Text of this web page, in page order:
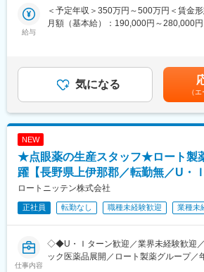
単なるライン作業ではなく、GMPに基づ
を担う機械オペレーターとして、品質を
（1）製剤工程
→製造機械のオペレーション（操作）
（2）包装工程
▼検査、印刷
▼品質の最終チェック など
〇入社時GMP教育
会社ルール・手順のすり合わせを中心に
463番地 勤務地最寄駅：JR 徳島線／府
面禁煙変更の範囲：会社の定める事業所
給与
＜予定年収＞350万円～500万円＜賃金
月額（基本給）：190,000円～280,000
の金額であり、選考を通じて上下する可
額)は固定手当を含めた表記です。
気になる
（
NEW
★点眼薬の生産スタッフ★ロート製
躍【長野県上伊那郡／転勤無／U・
ロートニッテン株式会社
正社員 転勤なし 職種未経験歓迎 業種未
仕事内容
◇◆U・Ｉターン歓迎／業界未経験歓迎
ック医薬品展開／ロート製薬グループ